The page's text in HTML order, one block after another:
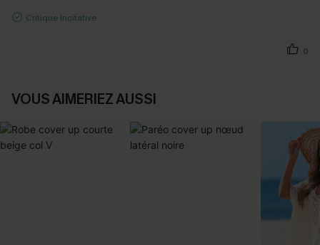
Critique Incitative
0
VOUS AIMERIEZ AUSSI